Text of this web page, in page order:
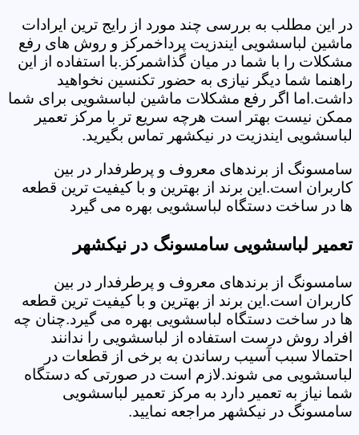
در این مطلب به بررسی چند مورد از رایج ترین ایرادات
ماشین لباسشویی ایندزیت پرداخمرکز و روش های رفع
مشکلات را با شما در میان گذاشمرکز.با استفاده از این
راهنما شما دیگر نیازی به حضور تکنسین نخواهید
داشت.اما اگر رفع مشکلات ماشین لباسشویی برای شما
ممکن نیست بهتر است هرچه سریع تر با مرکز تعمیر
لباسشویی ایندزیت در نیکشهر تماس بگیرید.
سامسونگ از برندهای معروف و پرطرفدار در بین
کاربران است.این برند از بهترین و با کیفیت ترین قطعه
ها در ساخت دستگاه لباسشویی بهره می گیرد
تعمیر لباسشویی سامسونگ در نیکشهر
سامسونگ از برندهای معروف و پرطرفدار در بین
کاربران است.این برند از بهترین و با کیفیت ترین قطعه
ها در ساخت دستگاه لباسشویی بهره می گیرد.چنان چه
افراد روش درست استفاده از لباسشویی را ندانند
احتمالا سبب آسیب رساندن به برخی از قطعات در
لباسشویی می شوند.لازم است در صورتی که دستگاه
شما نیاز به تعمیر دارد به مرکز تعمیر لباسشویی
سامسونگ در نیکشهر مراجعه نمایید.